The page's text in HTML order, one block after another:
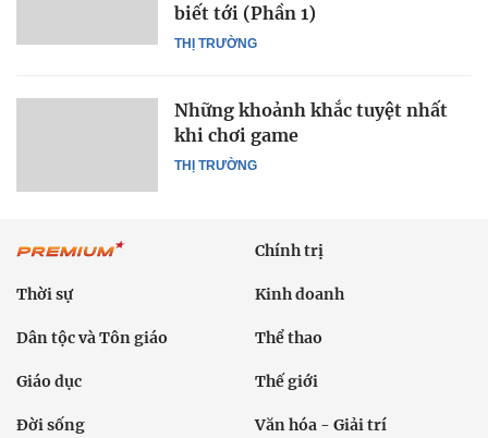
THỊ TRƯỜNG
biết tới (Phần 1)
THỊ TRƯỜNG
Những khoảnh khắc tuyệt nhất
khi chơi game
Chính trị
Thời sự Kinh doanh
Dân tộc và Tôn giáo Thể thao
Giáo dục Thế giới
Đời sống Văn hóa - Giải trí